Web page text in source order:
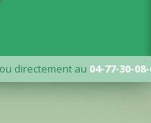
ou directement au 04-77-30-